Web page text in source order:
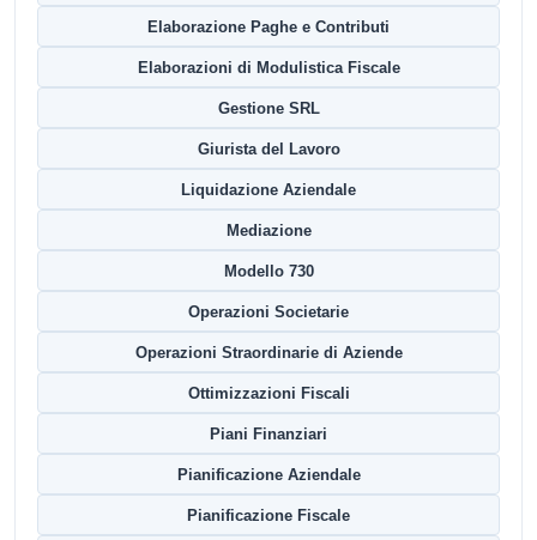
Elaborazione Paghe e Contributi
Elaborazioni di Modulistica Fiscale
Gestione SRL
Giurista del Lavoro
Liquidazione Aziendale
Mediazione
Modello 730
Operazioni Societarie
Operazioni Straordinarie di Aziende
Ottimizzazioni Fiscali
Piani Finanziari
Pianificazione Aziendale
Pianificazione Fiscale